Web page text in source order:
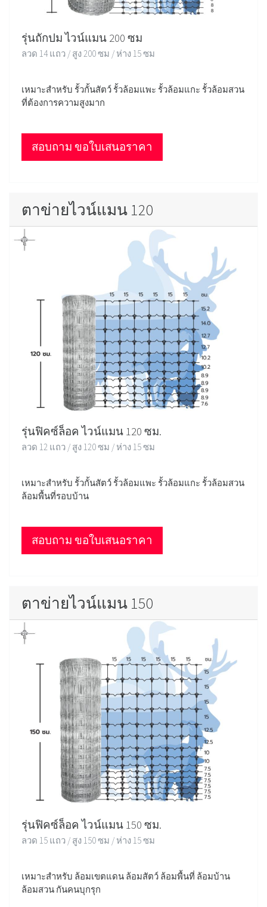
รุ่นถักปม ไวน์แมน 200 ซม
ลวด 14 แถว / สูง 200 ซม / ห่าง 15 ซม
เหมาะสำหรับ รั้วกั้นสัตว์ รั้วล้อมแพะ รั้วล้อมแกะ รั้วล้อมสวน
ที่ต้องการความสูงมาก
สอบถาม ขอใบเสนอราคา
ตาข่ายไวน์แมน 120
รุ่นฟิคซ์ล็อค ไวน์แมน 120 ซม.
ลวด 12 แถว / สูง 120 ซม / ห่าง 15 ซม
เหมาะสำหรับ รั้วกั้นสัตว์ รั้วล้อมแพะ รั้วล้อมแกะ รั้วล้อมสวน
ล้อมพื้นที่รอบบ้าน
สอบถาม ขอใบเสนอราคา
ตาข่ายไวน์แมน 150
รุ่นฟิคซ์ล็อค ไวน์แมน 150 ซม.
ลวด 15 แถว / สูง 150 ซม / ห่าง 15 ซม
เหมาะสำหรับ ล้อมเขตแดน ล้อมสัตว์ ล้อมพื้นที่ ล้อมบ้าน
ล้อมสวน กันคนบุกรุก